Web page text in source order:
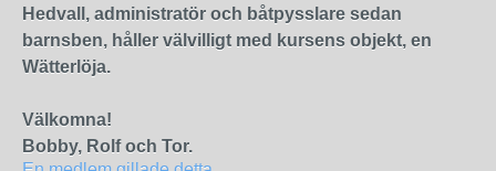
Hedvall, administratör och båtpysslare sedan
barnsben, håller välvilligt med kursens objekt, en
Wätterlöja.
Välkomna!
Bobby, Rolf och Tor.